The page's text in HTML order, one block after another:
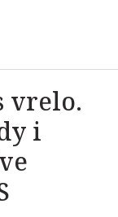
vrelo.
i